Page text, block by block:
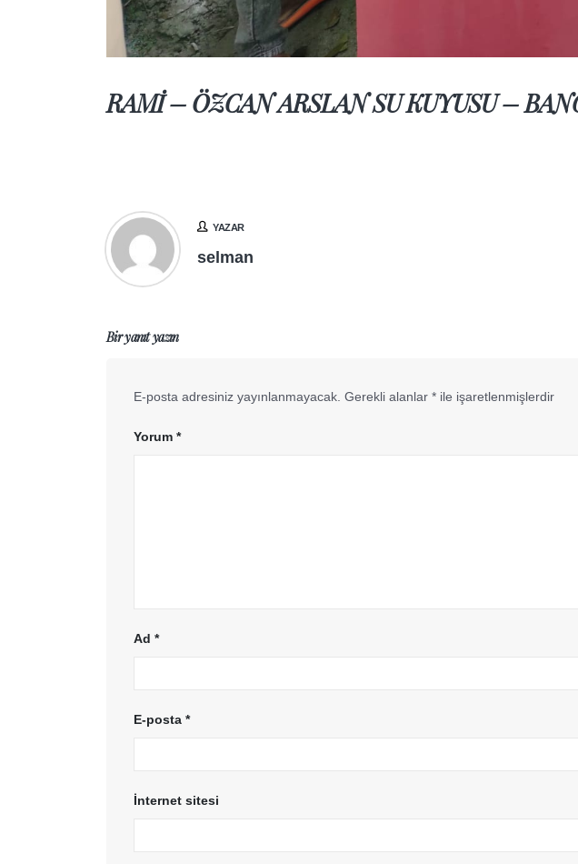
RAMİ – ÖZCAN ARSLAN SU KUYUSU –
YAZAR
selman
Bir yanıt yazın
E-posta adresiniz yayınlanmayacak. Gerekli alanlar * ile işaretlenmişlerdir
Yorum *
Ad *
E-posta *
İnternet sitesi